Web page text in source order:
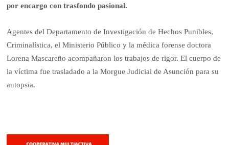
por encargo con trasfondo pasional.
Agentes del Departamento de Investigación de Hechos Punibles,
Criminalística, el Ministerio Público y la médica forense doctora
Lorena Mascareño acompañaron los trabajos de rigor. El cuerpo de
la víctima fue trasladado a la Morgue Judicial de Asunción para su
autopsia.